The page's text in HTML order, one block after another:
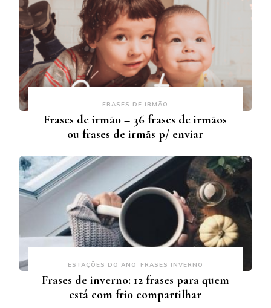
FRASES DE IRMÃO
Frases de irmão – 36 frases de irmãos
ou frases de irmãs p/ enviar
ESTAÇÕES DO ANO FRASES INVERNO
Frases de inverno: 12 frases para quem
está com frio compartilhar